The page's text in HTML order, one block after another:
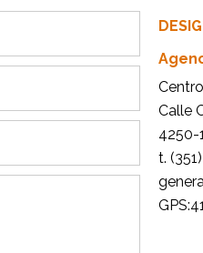
Calle
4250-
t.